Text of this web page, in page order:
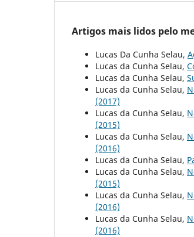
Artigos mais lidos pelo
Lucas Da Cunha Selau,
Lucas da Cunha Selau,
Lucas da Cunha Selau,
Lucas da Cunha Selau,
(2017)
Lucas da Cunha Selau,
(2015)
Lucas da Cunha Selau,
(2016)
Lucas da Cunha Selau,
Lucas da Cunha Selau,
(2015)
Lucas da Cunha Selau,
(2016)
Lucas da Cunha Selau,
(2016)